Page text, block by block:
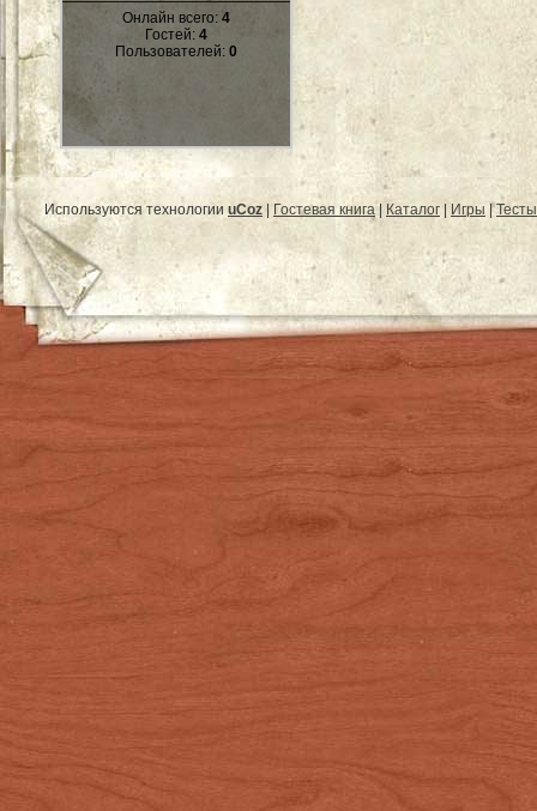
Онлайн всего: 4
Гостей: 4
Пользователей: 0
Используются технологии uCoz Гостевая книга| Каталог Игры |Тесты